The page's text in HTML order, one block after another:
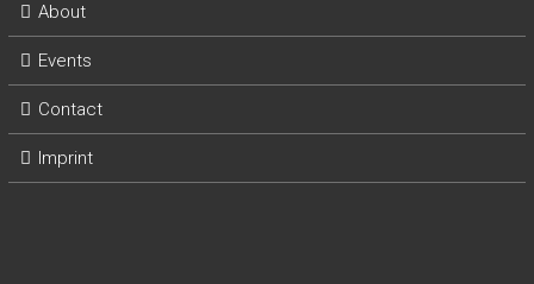
About
Events
Contact
Imprint